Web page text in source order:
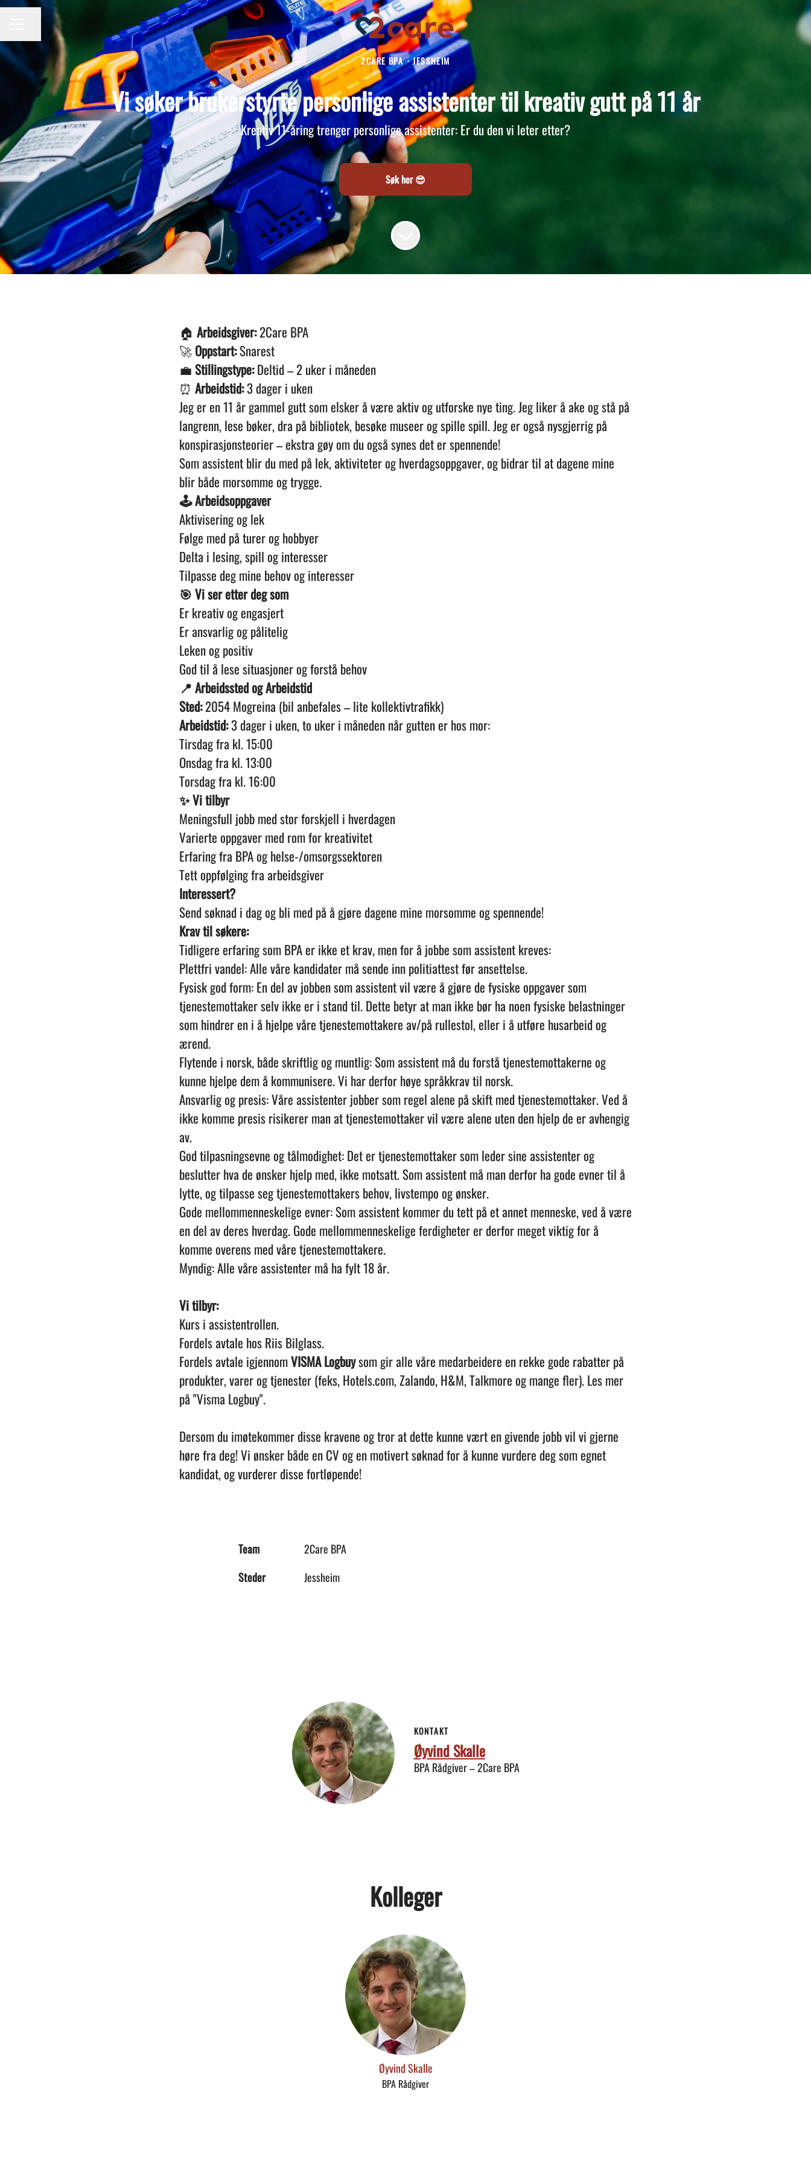
KARRIEREMENY
Del siden
2CARE BPA · JESSHEIM
Vi søker brukerstyrte personlige assistenter til kreativ gutt på 11 år
Kreativ 11-åring trenger personlige assistenter: Er du den vi leter etter?
Søk her 😎
🏠 Arbeidsgiver:2Care BPA
🚀Oppstart:Snarest
💼Stillingstype:Deltid – 2 uker i måneden
⏰ Arbeidstid:3 dager i uken
Jeg er en 11 år gammel gutt som elsker å være aktiv og utforske nye ting. Jeg liker å ake og stå på
langrenn, lese bøker, dra på bibliotek, besøke museer og spille spill. Jeg er også nysgjerrig på
konspirasjonsteorier – ekstra gøy om du også synes det er spennende!
Som assistent blir du med på lek, aktiviteter og hverdagsoppgaver, og bidrar til at dagene mine
blir både morsomme og trygge.
🕹️ Arbeidsoppgaver
Aktivisering og lek
Følge med på turer og hobbyer
Delta i lesing, spill og interesser
Tilpasse deg mine behov og interesser
🎯 Vi ser etter deg som
Er kreativ og engasjert
Er ansvarlig og pålitelig
Leken og positiv
God til å lese situasjoner og forstå behov
📍 Arbeidssted og Arbeidstid
Sted:2054 Mogreina (bil anbefales – lite kollektivtrafikk)
Arbeidstid:3 dager i uken, to uker i måneden når gutten er hos mor:
Tirsdag fra kl. 15:00
Onsdag fra kl. 13:00
Torsdag fra kl. 16:00
✨ Vi tilbyr
Meningsfull jobb med stor forskjell i hverdagen
Varierte oppgaver med rom for kreativitet
Erfaring fra BPA og helse-/omsorgssektoren
Tett oppfølging fra arbeidsgiver
Interessert?
Send søknad i dag og bli med på å gjøre dagene mine morsomme og spennende!
Krav til søkere:
Tidligere erfaring som BPA er ikke et krav, men for å jobbe som assistent kreves:
Plettfri vandel: Alle våre kandidater må sende inn politiattest før ansettelse.
Fysisk god form: En del av jobben som assistent vil være å gjøre de fysiske oppgaver som
tjenestemottaker selv ikke er i stand til. Dette betyr at man ikke bør ha noen fysiske belastninger
som hindrer en i å hjelpe våre tjenestemottakere av/på rullestol, eller i å utføre husarbeid og
ærend.
Flytende i norsk, både skriftlig og muntlig: Som assistent må du forstå tjenestemottakerne og
kunne hjelpe dem å kommunisere. Vi har derfor høye språkkrav til norsk.
Ansvarlig og presis: Våre assistenter jobber som regel alene på skift med tjenestemottaker. Ved å
ikke komme presis risikerer man at tjenestemottaker vil være alene uten den hjelp de er avhengig
av.
God tilpasningsevne og tålmodighet: Det er tjenestemottaker som leder sine assistenter og
beslutter hva de ønsker hjelp med, ikke motsatt. Som assistent må man derfor ha gode evner til å
lytte, og tilpasse seg tjenestemottakers behov, livstempo og ønsker.
Gode mellommenneskelige evner: Som assistent kommer du tett på et annet menneske, ved å være
en del av deres hverdag. Gode mellommenneskelige ferdigheter er derfor meget viktig for å
komme overens med våre tjenestemottakere.
Myndig: Alle våre assistenter må ha fylt 18 år.
Vi tilbyr:
Kurs i assistentrollen.
Fordels avtale hos Riis Bilglass.
Fordels avtale igjennomVISMA Logbuysom gir alle våre medarbeidere en rekke gode rabatter på
produkter, varer og tjenester (feks, Hotels.com, Zalando, H&M, Talkmore og mange fler). Les mer
på "Visma Logbuy".
Dersom du imøtekommer disse kravene og tror at dette kunne vært en givende jobb vil vi gjerne
høre fra deg! Vi ønsker både en CV og en motivert søknad for å kunne vurdere deg som egnet
kandidat, og vurderer disse fortløpende!
Team
2Care BPA
Steder
Jessheim
KONTAKT
Øyvind Skalle
BPA Rådgiver – 2Care BPA
Kolleger
Øyvind Skalle
BPA Rådgiver